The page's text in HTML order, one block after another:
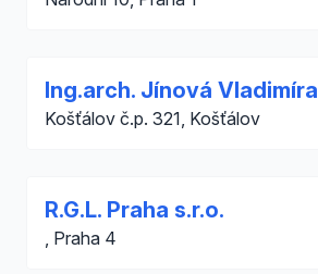
Ing.arch. Jínová Vladimíra
Košťálov č.p. 321, Košťálov
R.G.L. Praha s.r.o.
, Praha 4